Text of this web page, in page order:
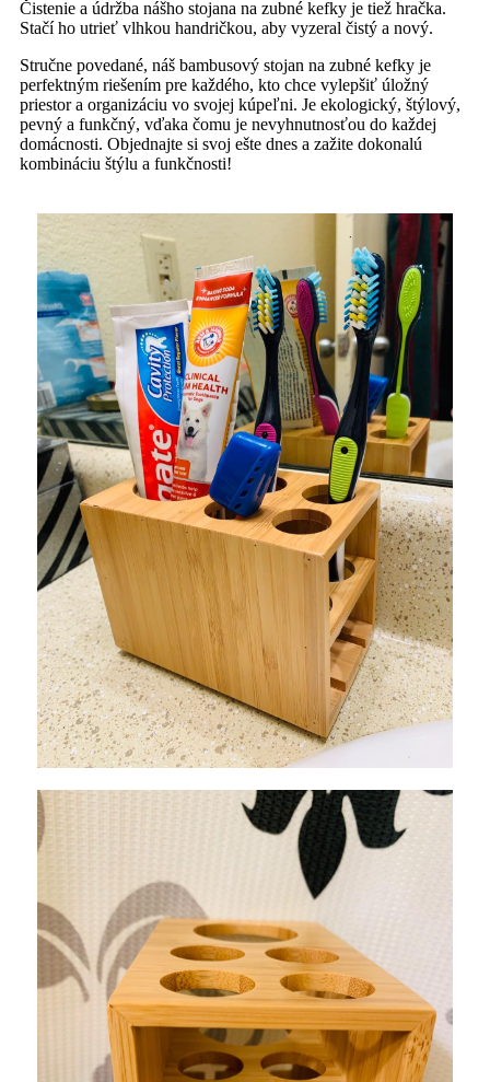
Čistenie a údržba nášho stojana na zubné kefky je tiež hračka.
Stačí ho utrieť vlhkou handričkou, aby vyzeral čistý a nový.
Stručne povedané, náš bambusový stojan na zubné kefky je
perfektným riešením pre každého, kto chce vylepšiť úložný
priestor a organizáciu vo svojej kúpeľni. Je ekologický, štýlový,
pevný a funkčný, vďaka čomu je nevyhnutnosťou do každej
domácnosti. Objednajte si svoj ešte dnes a zažite dokonalú
kombináciu štýlu a funkčnosti!